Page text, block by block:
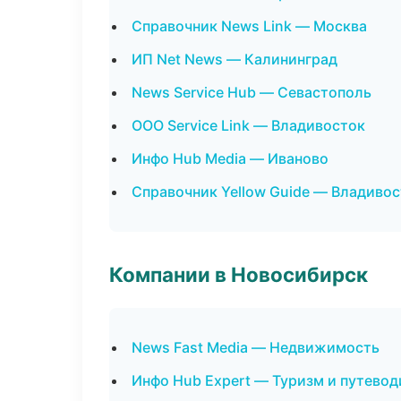
Справочник News Link — Москва
ИП Net News — Калининград
News Service Hub — Севастополь
ООО Service Link — Владивосток
Инфо Hub Media — Иваново
Справочник Yellow Guide —
Компании в Новосибирск
News Fast Media — Недвижимость
Инфо Hub Expert — Туризм и